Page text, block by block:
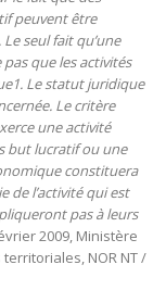
peuvent être
seul fait qu’une
que les activités
Le statut juridique
Le critère
une activité
but lucratif ou une
constituera
de l’activité qui est
pas à leurs
2009, Ministère
NOR NT /